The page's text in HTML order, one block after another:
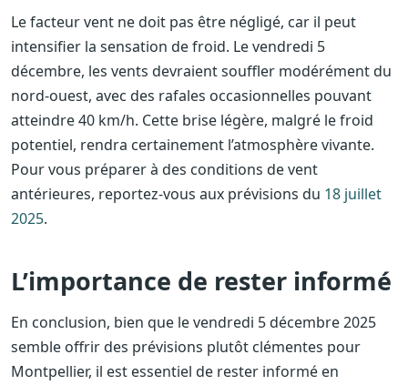
Le facteur vent ne doit pas être négligé, car il peut
intensifier la sensation de froid. Le vendredi 5
décembre, les vents devraient souffler modérément du
nord-ouest, avec des rafales occasionnelles pouvant
atteindre 40 km/h. Cette brise légère, malgré le froid
potentiel, rendra certainement l’atmosphère vivante.
Pour vous préparer à des conditions de vent
antérieures, reportez-vous aux prévisions du 18 juillet
2025.
L’importance de rester informé
En conclusion, bien que le vendredi 5 décembre 2025
semble offrir des prévisions plutôt clémentes pour
Montpellier, il est essentiel de rester informé en